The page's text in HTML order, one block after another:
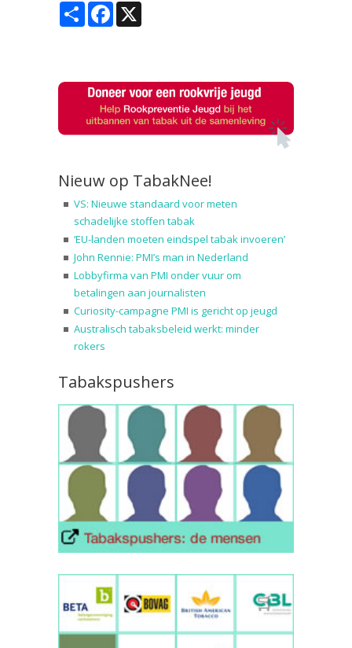
Share Facebook
Nieuw op TabakNee!
VS: Nieuwe standaard voor meten
schadelijke stoffen tabak
‘EU-landen moeten eindspel tabak invoeren’
John Rennie: PMI’s man in Nederland
Lobbyfirma van PMI onder vuur om
betalingen aan journalisten
Curiosity-campagne PMI is gericht op jeugd
Australisch tabaksbeleid werkt: minder
rokers
Tabakspushers